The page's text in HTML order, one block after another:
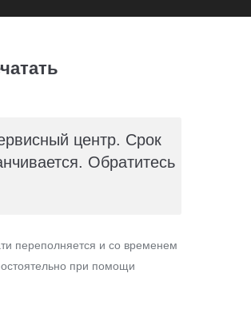
центр. Срок
Обратитесь
переполняется и со временем
при помощи